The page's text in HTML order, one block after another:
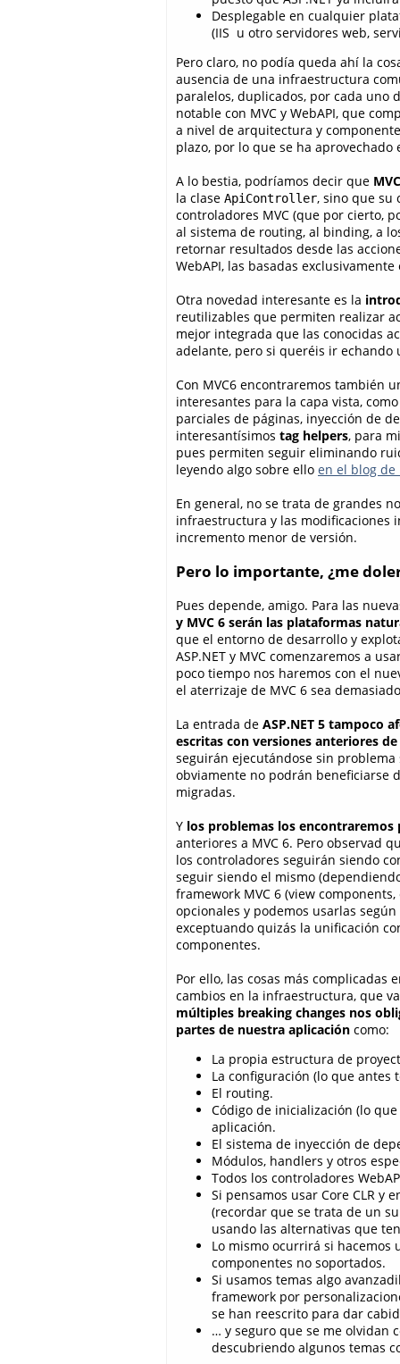
Desplegable en cualquier
(IIS u otro servidores web,
Pero claro, no podía queda ahí la
ausencia de una infraestructura
paralelos, duplicados, por cada uno
notable con MVC y WebAPI, que
a nivel de arquitectura y
plazo, por lo que se ha
A lo bestia, podríamos decir que
la clase ApiController, sino que su
controladores MVC (que por cierto,
al sistema de routing, al binding, a
retornar resultados desde las
WebAPI, las basadas
Otra novedad interesante es la
reutilizables que permiten realizar
mejor integrada que las conocidas
adelante, pero si queréis ir echando
Con MVC6 encontraremos también
interesantes para la capa vista,
parciales de páginas, inyección de
interesantísimos tag helpers, para
pues permiten seguir eliminando
leyendo algo sobre ello en el blog de
En general, no se trata de grandes
infraestructura y las modificaciones
incremento menor de versión.
Pero lo importante, ¿me
Pues depende, amigo. Para las
y MVC 6 serán las plataformas
que el entorno de desarrollo y
ASP.NET y MVC comenzaremos a
poco tiempo nos haremos con el
el aterrizaje de MVC 6 sea
La entrada de ASP.NET 5 tampoco
escritas con versiones anteriores
seguirán ejecutándose sin problema
obviamente no podrán beneficiarse
migradas.
Y los problemas los
anteriores a MVC 6. Pero observad
los controladores seguirán siendo
seguir siendo el mismo
framework MVC 6 (view
opcionales y podemos usarlas
exceptuando quizás la unificación
componentes.
Por ello, las cosas más
cambios en la infraestructura, que
múltiples breaking changes nos
partes de nuestra aplicación como:
La propia estructura de
La configuración (lo que antes
El routing.
Código de inicialización (lo
aplicación.
El sistema de inyección de
Módulos, handlers y otros
Todos los controladores
Si pensamos usar Core CLR y
(recordar que se trata de un
usando las alternativas que
Lo mismo ocurrirá si hacemos
componentes no soportados.
Si usamos temas algo
framework por
se han reescrito para dar
… y seguro que se me olvidan
descubriendo algunos temas